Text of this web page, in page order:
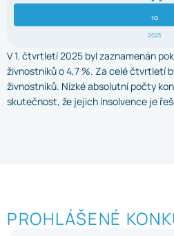
1Q
2025
V 1. čtvrtletí 2025 byl zaznamenán
živnostníků o 4,7 %. Za celé čtvrtletí
živnostníků. Nízké absolutní počty
skutečnost, že jejich insolvence je
PROHLÁŠENÉ